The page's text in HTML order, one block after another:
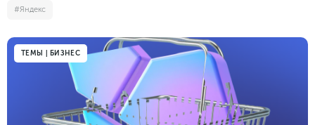
#Яндекс
ТЕМЫ | БИЗНЕС